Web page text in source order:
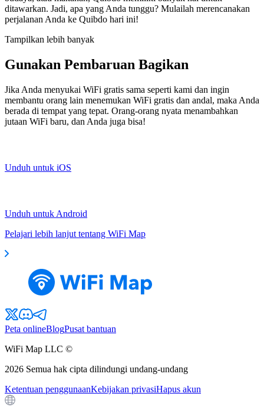
ditawarkan. Jadi, apa yang Anda tunggu? Mulailah merencanakan
perjalanan Anda ke Quibdo hari ini!
Tampilkan lebih banyak
Gunakan Pembaruan Bagikan
Jika Anda menyukai WiFi gratis sama seperti kami dan ingin
membantu orang lain menemukan WiFi gratis dan andal, maka Anda
berada di tempat yang tepat. Orang-orang nyata menambahkan
jutaan WiFi baru, dan Anda juga bisa!
Unduh untuk iOS
Unduh untuk Android
Pelajari lebih lanjut tentang WiFi Map
Peta onlineBlogPusat bantuan
WiFi Map LLC ©
2026 Semua hak cipta dilindungi undang-undang
Ketentuan penggunaanKebijakan privasiHapus akun